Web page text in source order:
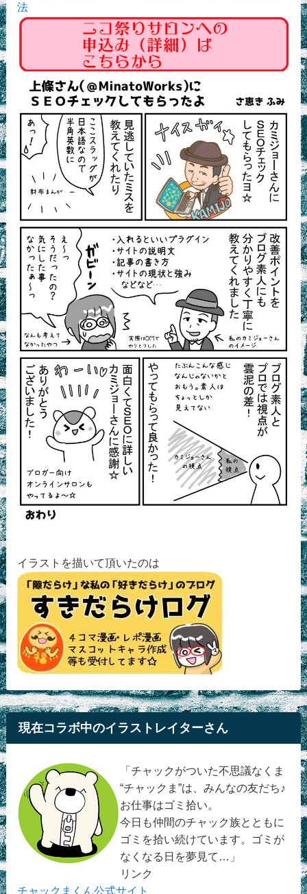
法
イラストを描いて頂いたのは
現在コラボ中のイラストレイターさん
「チャックがついた不思議なくま
“チャックま”は、みんなの友だち♪
お仕事はゴミ拾い。
今日も仲間のチャック族とともに
ゴミを拾い続けています。ゴミが
なくなる日を夢見て…」
リンク
チャックまくん公式サイト